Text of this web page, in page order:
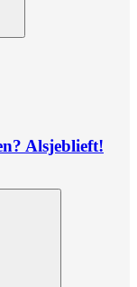
Alsjeblieft!